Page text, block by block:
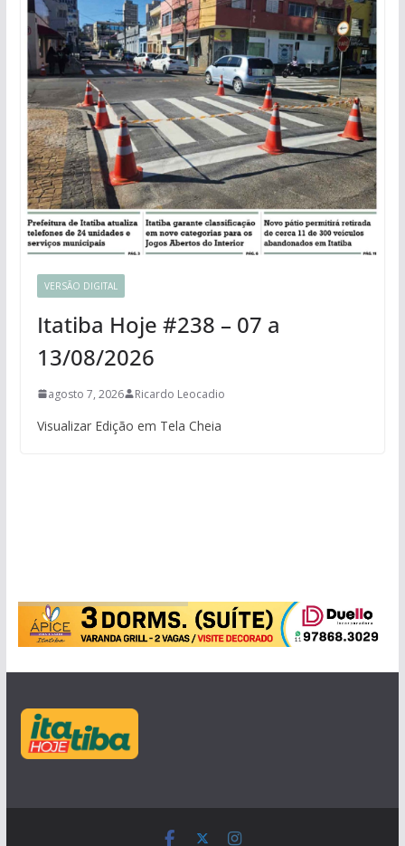
VERSÃO DIGITAL
Itatiba Hoje #238 – 07 a
13/08/2026
agosto 7, 2026 Ricardo Leocadio
Visualizar Edição em Tela Cheia